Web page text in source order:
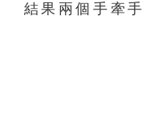
結果兩個手牽